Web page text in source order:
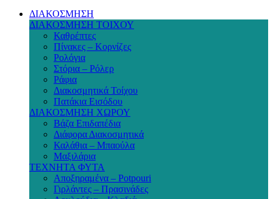
ΔΙΑΚΟΣΜΗΣΗ
ΔΙΑΚΟΣΜΗΣΗ ΤΟΙΧΟΥ
Καθρέπτες
Πίνακες – Κορνίζες
Ρολόγια
Στόρια – Ρόλερ
Ράφια
Διακοσμητικά Τοίχου
Πατάκια Εισόδου
ΔΙΑΚΟΣΜΗΣΗ ΧΩΡΟΥ
Βάζα Επιδαπέδια
Διάφορα Διακοσμητικά
Καλάθια – Μπαούλα
Μαξιλάρια
ΤΕΧΝΗΤΑ ΦΥΤΑ
Αποξηραμένα – Potpouri
Γιρλάντες – Πρασινάδες